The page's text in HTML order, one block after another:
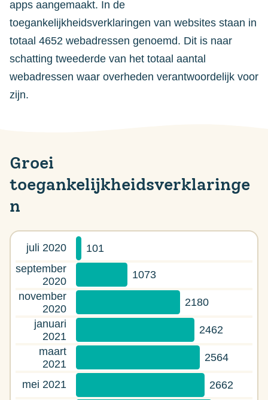
apps aangemaakt. In de
toegankelijkheidsverklaringen van websites staan in
totaal 4652 webadressen genoemd. Dit is naar
schatting tweederde van het totaal aantal
webadressen waar overheden verantwoordelijk voor
zijn.
Groei
toegankelijkheidsverklaringe
n
juli 2020
101
september
2020
1073
november
2020
2180
januari
2021
2462
maart
2021
2564
mei 2021 2662